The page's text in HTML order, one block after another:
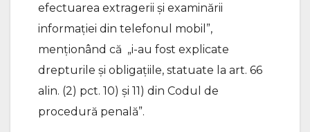
efectuarea extragerii și examinării
informației din telefonul mobil”,
menționând că „i-au fost explicate
drepturile și obligațiile, statuate la art. 66
alin. (2) pct. 10) și 11) din Codul de
procedură penală”.